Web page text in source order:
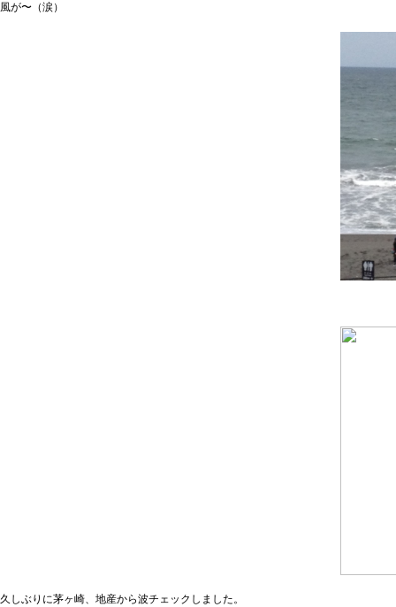
風が〜（涙）
久しぶりに茅ヶ崎、地産から波チェックしました。